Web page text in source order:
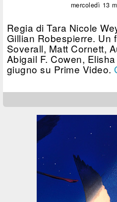
mercoledì 13
Regia di Tara Nicole
Gillian Robespierre. Un
Soverall, Matt Cornett,
Abigail F. Cowen,
giugno su Prime Video.